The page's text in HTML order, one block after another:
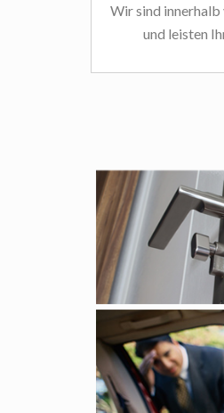
Wir sind
und leisten